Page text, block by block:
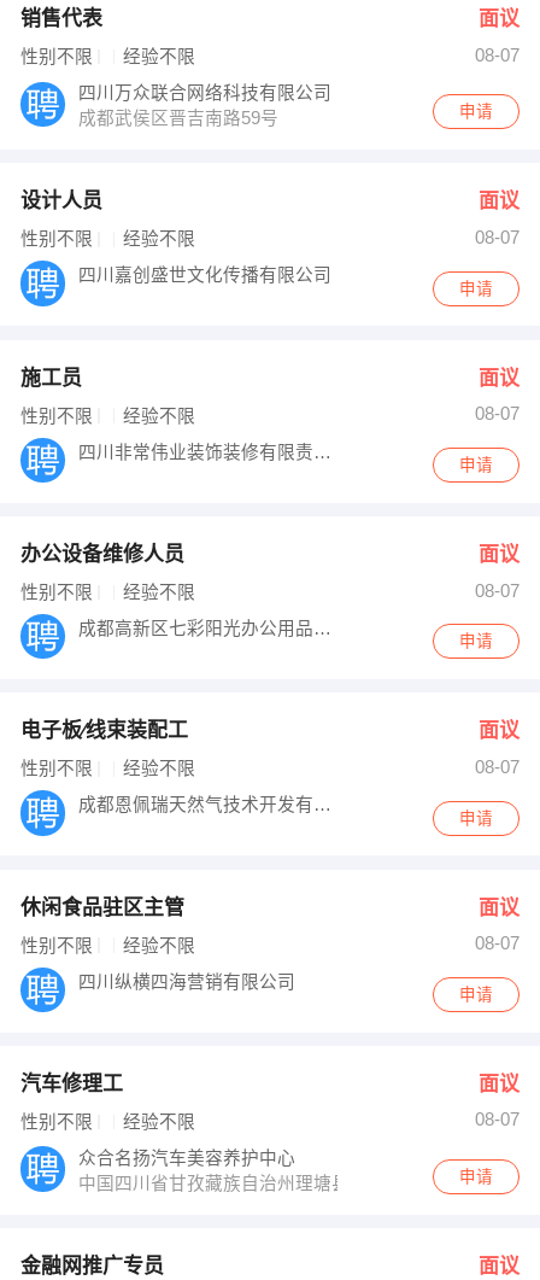
销售代表 面议
性别不限 经验不限
08-07
四川万众联合网络科技有限公司
成都武侯区晋吉南路59号
申请
设计人员 面议
性别不限 经验不限
08-07
四川嘉创盛世文化传播有限公司
申请
施工员 面议
性别不限 经验不限
08-07
四川非常伟业装饰装修有限责任公司
申请
办公设备维修人员 面议
性别不限 经验不限
08-07
成都高新区七彩阳光办公用品商行
申请
电子板∕线束装配工 面议
性别不限 经验不限
08-07
成都恩佩瑞天然气技术开发有限公司
申请
休闲食品驻区主管 面议
性别不限 经验不限
08-07
四川纵横四海营销有限公司
申请
汽车修理工 面议
性别不限 经验不限
08-07
众合名扬汽车美容养护中心
中国四川省甘孜藏族自治州理塘县G318（幸福西路
申请
金融网推广专员 面议